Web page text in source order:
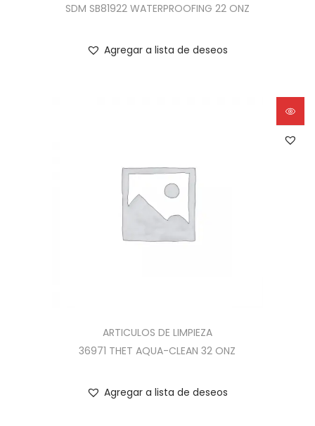
SDM SB81922 WATERPROOFING 22 ONZ
Agregar a lista de deseos
ARTICULOS DE LIMPIEZA
36971 THET AQUA-CLEAN 32 ONZ
Agregar a lista de deseos